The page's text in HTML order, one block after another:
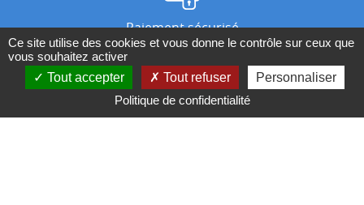
Paiement sécurisé
Nos magasins
Ce site utilise des cookies et vous donne le contrôle sur ceux que
vous souhaitez activer
Tout accepter
Tout refuser
Personnaliser
Politique de confidentialité